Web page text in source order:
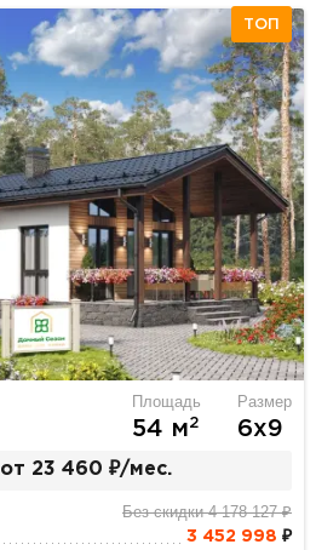
ТОП
Площадь
54 м2
Размер
6х9
от 23 460 ₽/мес.
Без скидки 4 178 127 ₽
3 452 998 ₽